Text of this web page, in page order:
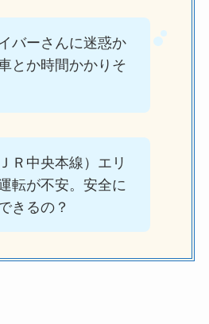
バーさんに迷惑か
とか時間かかりそ
Ｒ中央本線）エリ
転が不安。安全に
きるの？